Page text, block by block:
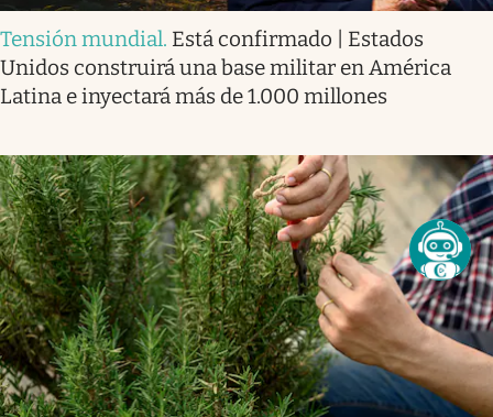
Tensión mundial. Está confirmado | Estados
Unidos construirá una base militar en América
Latina e inyectará más de 1.000 millones